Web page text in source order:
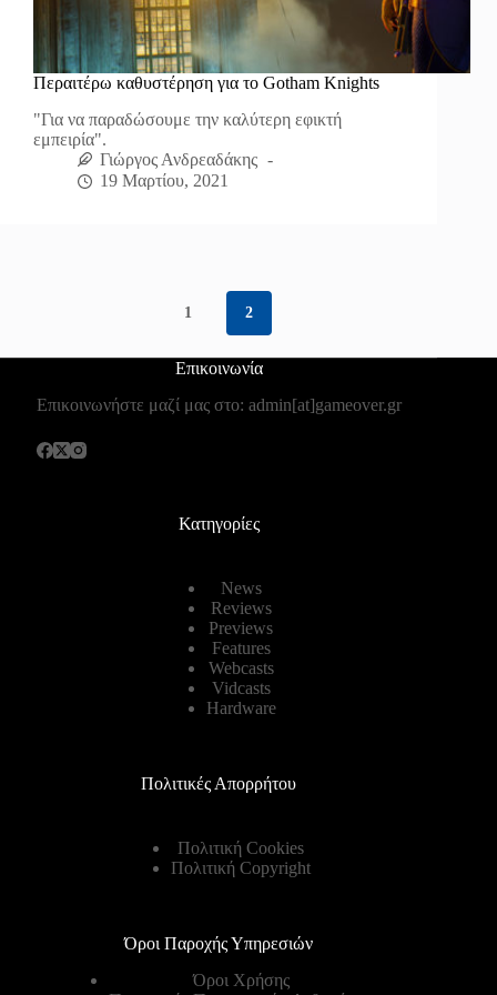
Περαιτέρω καθυστέρηση για το Gotham Knights
"Για να παραδώσουμε την καλύτερη εφικτή
εμπειρία".
Γιώργος Ανδρεαδάκης
19 Μαρτίου, 2021
1 2
Επικοινωνία
Επικοινωνήστε μαζί μας στο: admin[at]gameover.gr
Κατηγορίες
News
Reviews
Previews
Features
Webcasts
Vidcasts
Hardware
Πολιτικές Απορρήτου
Πολιτική Cookies
Πολιτική Copyright
Όροι Παροχής Υπηρεσιών
Όροι Χρήσης